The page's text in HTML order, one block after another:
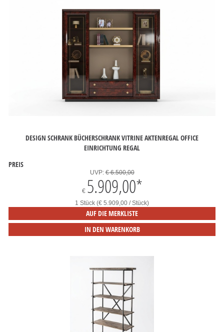
DESIGN SCHRANK BÜCHERSCHRANK VITRINE AKTENREGAL OFFICE
EINRICHTUNG REGAL
PREIS
UVP:€ 6.500,00
€ 5.909,00*
1 Stück (€ 5.909,00 / Stück)
AUF DIE MERKLISTE
IN DEN WARENKORB